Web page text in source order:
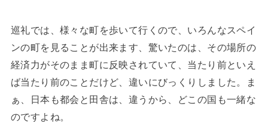
巡礼では、様々な町を歩いて行くので、いろんなスペイ
ンの町を見ることが出来ます、驚いたのは、その場所の
経済力がそのまま町に反映されていて、当たり前といえ
ば当たり前のことだけど、違いにびっくりしました。ま
ぁ、日本も都会と田舎は、違うから、どこの国も一緒な
のですよね。